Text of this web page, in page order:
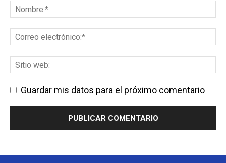
Guardar mis datos para el próximo comentario